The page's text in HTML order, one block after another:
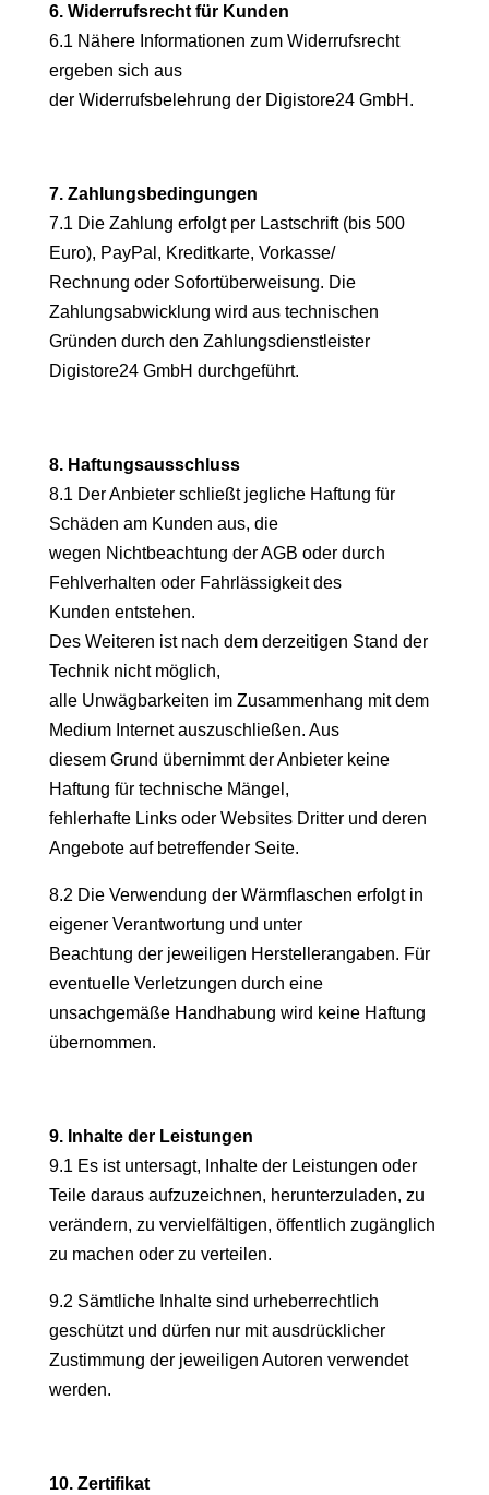
6. Widerrufsrecht für Kunden
6.1 Nähere Informationen zum Widerrufsrecht
ergeben sich aus
der Widerrufsbelehrung der Digistore24 GmbH.
7. Zahlungsbedingungen
7.1 Die Zahlung erfolgt per Lastschrift (bis 500
Euro), PayPal, Kreditkarte, Vorkasse/
Rechnung oder Sofortüberweisung. Die
Zahlungsabwicklung wird aus technischen
Gründen durch den Zahlungsdienstleister
Digistore24 GmbH durchgeführt.
8. Haftungsausschluss
8.1 Der Anbieter schließt jegliche Haftung für
Schäden am Kunden aus, die
wegen Nichtbeachtung der AGB oder durch
Fehlverhalten oder Fahrlässigkeit des
Kunden entstehen.
Des Weiteren ist nach dem derzeitigen Stand der
Technik nicht möglich,
alle Unwägbarkeiten im Zusammenhang mit dem
Medium Internet auszuschließen. Aus
diesem Grund übernimmt der Anbieter keine
Haftung für technische Mängel,
fehlerhafte Links oder Websites Dritter und deren
Angebote auf betreffender Seite.
8.2 Die Verwendung der Wärmflaschen erfolgt in
eigener Verantwortung und unter
Beachtung der jeweiligen Herstellerangaben. Für
eventuelle Verletzungen durch eine
unsachgemäße Handhabung wird keine Haftung
übernommen.
9. Inhalte der Leistungen
9.1 Es ist untersagt, Inhalte der Leistungen oder
Teile daraus aufzuzeichnen, herunterzuladen, zu
verändern, zu vervielfältigen, öffentlich zugänglich
zu machen oder zu verteilen.
9.2 Sämtliche Inhalte sind urheberrechtlich
geschützt und dürfen nur mit ausdrücklicher
Zustimmung der jeweiligen Autoren verwendet
werden.
10. Zertifikat